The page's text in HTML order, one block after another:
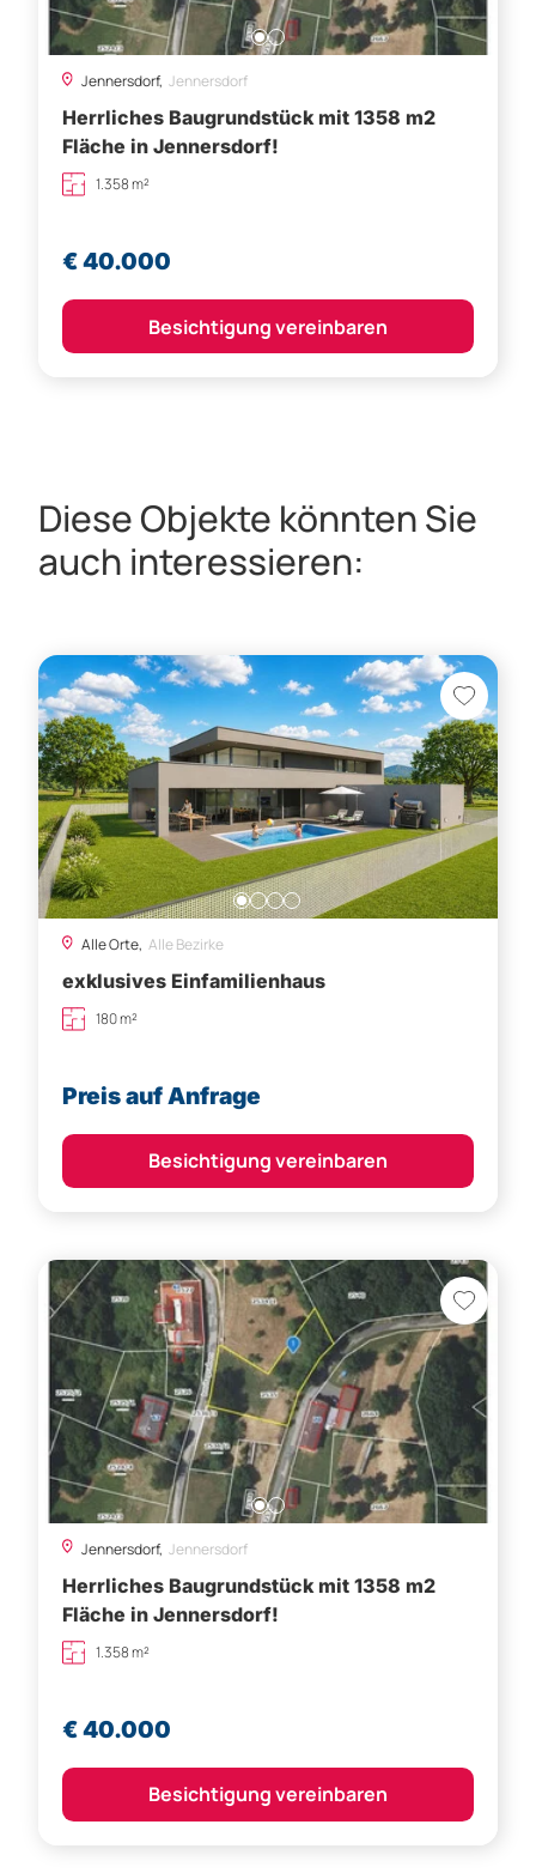
Jennersdorf, Jennersdorf
Herrliches Baugrundstück mit 1358 m2
Fläche in Jennersdorf!
1.358 m²
€ 40.000
Besichtigung vereinbaren
auch interessieren:
Alle Orte, Alle Bezirke
exklusives Einfamilienhaus
180 m²
Besichtigung vereinbaren
Jennersdorf,Jennersdorf
Herrliches Baugrundstück mit 1358 m2
1.358 m²
Besichtigung vereinbaren